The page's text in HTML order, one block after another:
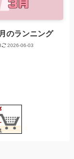
のランニング
2026-06-03